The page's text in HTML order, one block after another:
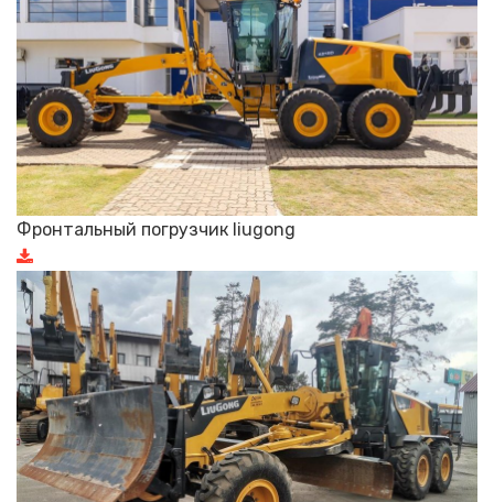
Фронтальный погрузчик liugong